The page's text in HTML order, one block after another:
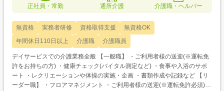
正社員・常勤 通所介護 介護職・ヘルパー
無資格 実務者研修 資格取得支援
無資格OK
年間休日110日以上
介護職 介護職員
デイサービスでの介護業務全般 【一般職】 ・ご利用者様の送迎(※運転免
許をお持ちの方) ・健康チェック(バイタル測定など) ・食事や入浴のサポ
ート ・レクリエーションや体操の実施・企画 ・書類作成や記録など 【リ
ーダー職】 ・フロアマネジメント ・ご利用者様の送迎(※運転免許必須)